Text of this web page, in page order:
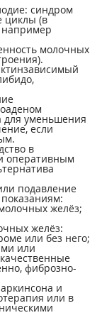
синдром
циклы (в
например
молочных
для уменьшения
если
в
оперативным
подавление
желёз;
желёз:
или без него;
или
фиброзно-
и
или в